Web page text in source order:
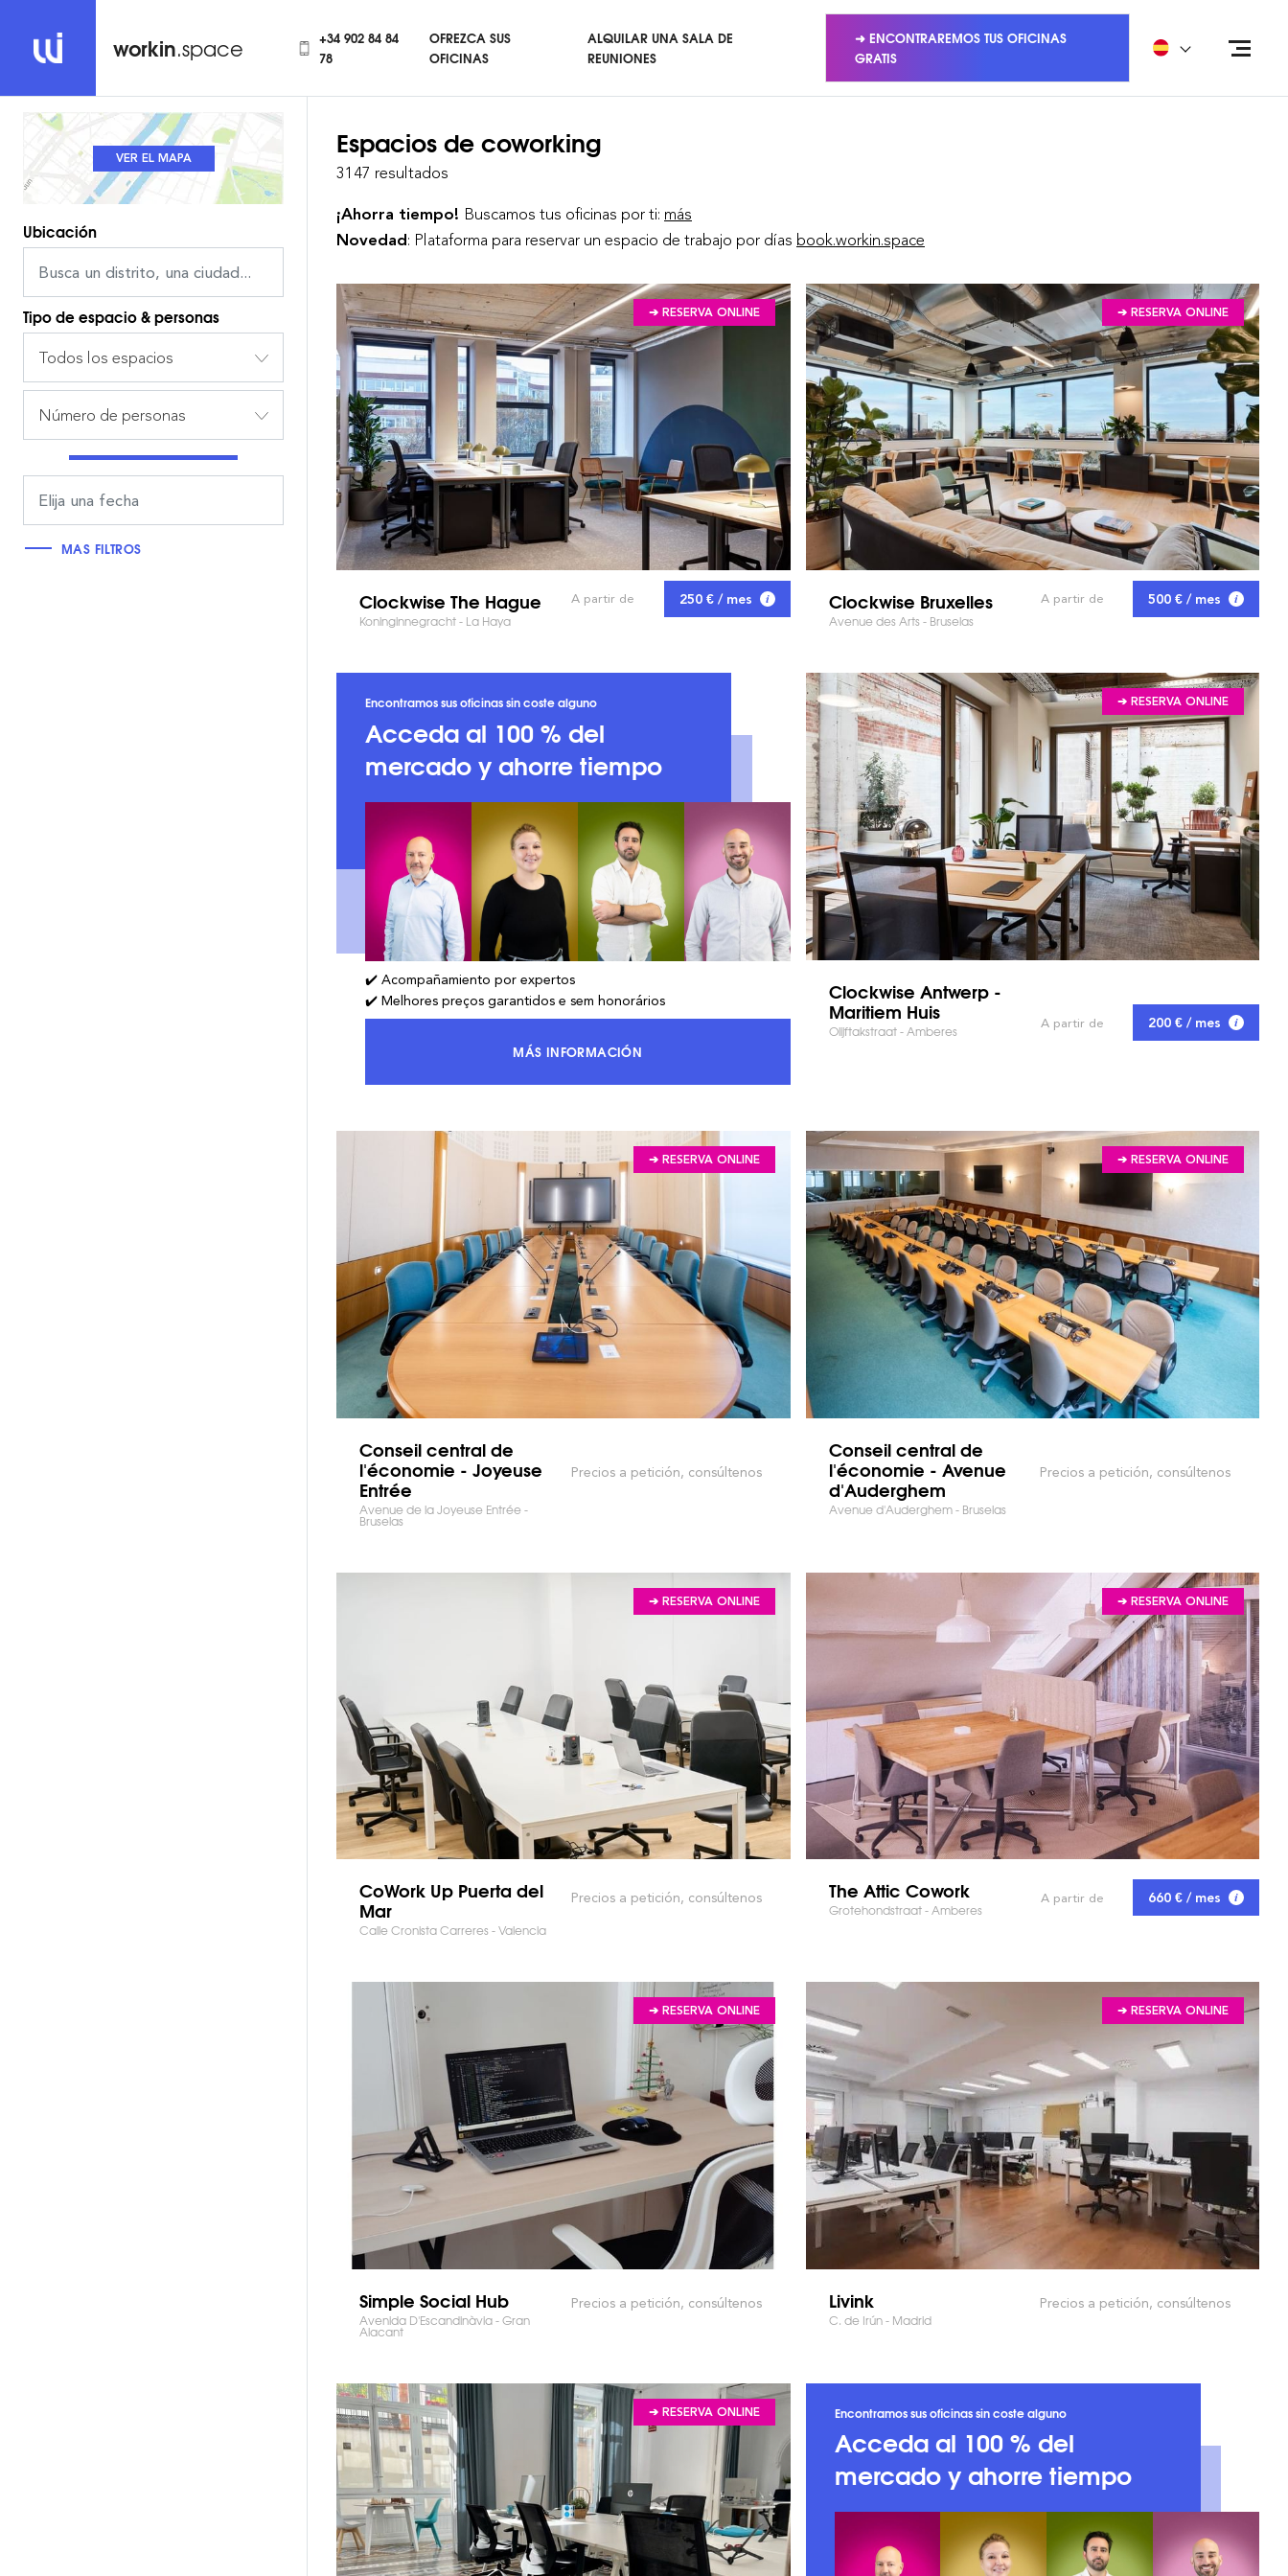
workin.space
+34 902 84 84
78
OFREZCA SUS
OFICINAS
ALQUILAR UNA SALA DE
REUNIONES
➜ ENCONTRAREMOS TUS OFICINAS
GRATIS
VER LA LISTA
VER EL MAPA
Ubicación
Tipo de espacio & personas
Todos los espacios
Número de personas
MAS FILTROS
Espacios de coworking
3147 resultados
¡Ahorra tiempo! Buscamos tus oficinas por ti: más
Novedad: Plataforma para reservar un espacio de trabajo por días book.workin.space
➔ RESERVA ONLINE
Clockwise The Hague
Koninginnegracht - La Haya
A partir de 250 € / mes
➔ RESERVA ONLINE
Clockwise Bruxelles
Avenue des Arts - Bruselas
A partir de 500 € / mes
Encontramos sus oficinas sin coste alguno
Acceda al 100 % del
mercado y ahorre tiempo
✔️ Acompañamiento por expertos
✔️ Melhores preços garantidos e sem honorários
MÁS INFORMACIÓNACCEDA AL 100 % DEL MERCADO Y AHORRE TIEMPO
➔ RESERVA ONLINE
Clockwise Antwerp -
Maritiem Huis
Olijftakstraat - Amberes A partir de 200 € / mes
➔ RESERVA ONLINE
Conseil central de
l'économie - Joyeuse
Entrée
Avenue de la Joyeuse Entrée -
Bruselas
Precios a petición, consúltenos
➔ RESERVA ONLINE
Conseil central de
l'économie - Avenue
d'Auderghem
Avenue d'Auderghem - Bruselas
Precios a petición, consúltenos
➔ RESERVA ONLINE
CoWork Up Puerta del
Mar
Calle Cronista Carreres - Valencia
Precios a petición, consúltenos
➔ RESERVA ONLINE
The Attic Cowork
Grotehondstraat - Amberes
A partir de 660 € / mes
➔ RESERVA ONLINE
Simple Social Hub
Avenida D'Escandinàvia - Gran
Alacant
Precios a petición, consúltenos
➔ RESERVA ONLINE
Livink
C. de Irún - Madrid
Precios a petición, consúltenos
➔ RESERVA ONLINE Encontramos sus oficinas sin coste alguno
Acceda al 100 % del
mercado y ahorre tiempo